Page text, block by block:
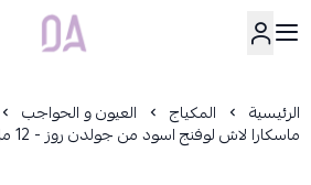
Alamirat
الرئيسية المكياج العيون و الحواجب
ماسكارا لاش لوفنج اسود من جولدن روز - 12 مل